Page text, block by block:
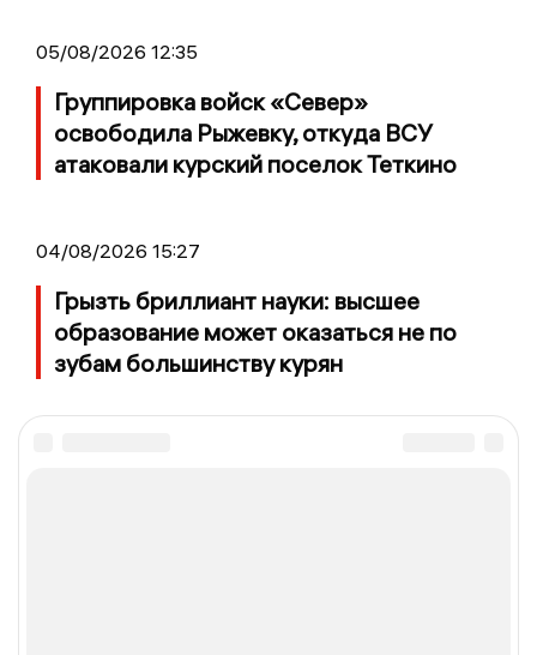
05/08/2026 12:35
Группировка войск «Север»
освободила Рыжевку, откуда ВСУ
атаковали курский поселок Теткино
04/08/2026 15:27
Грызть бриллиант науки: высшее
образование может оказаться не по
зубам большинству курян